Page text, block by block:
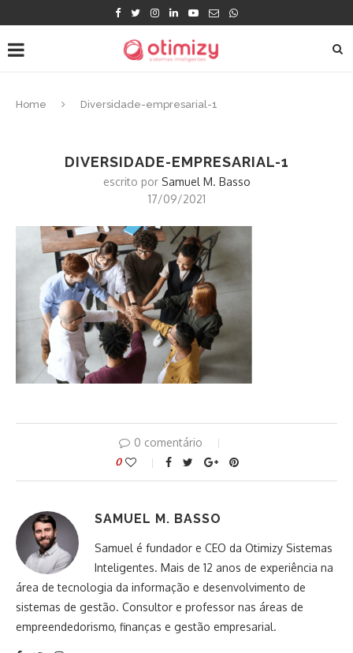
Home Diversidade-empresarial-1
DIVERSIDADE-EMPRESARIAL-1
escrito por Samuel M. Basso
17/09/2021
0 comentário
0
SAMUEL M. BASSO
Samuel é fundador e CEO da Otimizy Sistemas
Inteligentes. Mais de 12 anos de experiência na
área de tecnologia da informação e desenvolvimento de
sistemas de gestão. Consultor e professor nas áreas de
empreendedorismo, finanças e gestão empresarial.